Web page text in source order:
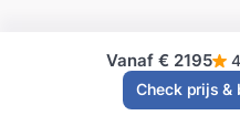
Vanaf € 2195
Check prijs &